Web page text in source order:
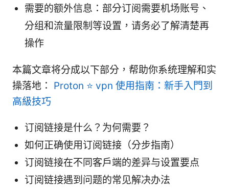
需要的额外信息：部分订阅需要机场账号、
分组和流量限制等设置，请务必了解清楚再
操作
本篇文章将分成以下部分，帮助你系统理解和实
操落地： Proton ⭐ vpn 使用指南：新手入門到
高級技巧
订阅链接是什么？为何需要？
如何正确使用订阅链接（分步指南）
订阅链接在不同客户端的差异与设置要点
订阅链接遇到问题的常见解决办法